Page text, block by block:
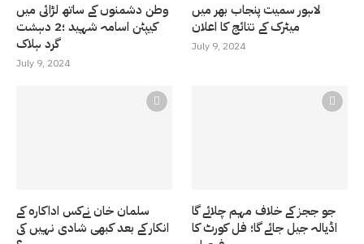
وطن دشمنوں کے ساتھ لڑائی میں
کیپٹن اسامہ شہید ؛2 دہشت
گرد ہلاک
July 9, 2024
لاہور سمیت پنجاب بھر میں
میٹرک کے نتائج کا اعلان
July 9, 2024
سلمان خان نےکس اداکارہ کے
انکار کے بعد کبھی شادی نہیں کی
جو ججز کے خلاف مہم چلائے گا
اڈیالہ جیل جائے گا؛ فل کورٹ کا